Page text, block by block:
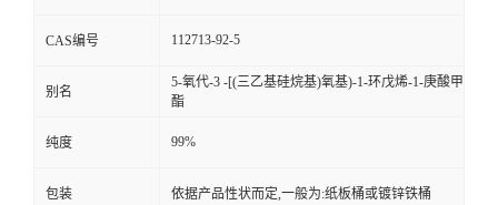
CAS编号 112713-92-5
别名
5-氧代-3 -[(三乙基硅烷基)氧基)-1-环戊烯-1-庚酸甲
酯
纯度 99%
包装 依据产品性状而定,一般为:纸板桶或镀锌铁桶